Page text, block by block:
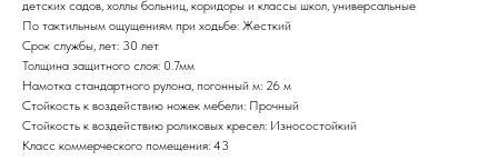
детских садов, холлы больниц, коридоры и классы школ, универсальные
По тактильным ощущениям при ходьбе: Жесткий
Срок службы, лет: 30 лет
Толщина защитного слоя: 0.7мм
Намотка стандартного рулона, погонный м: 26 м
Стойкость к воздействию ножек мебели: Прочный
Стойкость к воздействию роликовых кресел: Износостойкий
Класс коммерческого помещения: 43